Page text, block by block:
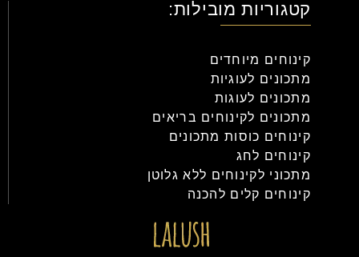
קטגוריות מובילות:
קינוחים מיוחדים
מתכונים לעוגיות
מתכונים לעוגות
מתכונים לקינוחים בריאים
קינוחים כוסות מתכונים
קינוחים לחג
מתכוני לקינוחים ללא גלוטן
קינוחים קלים להכנה